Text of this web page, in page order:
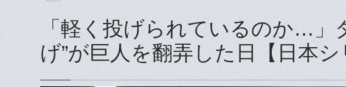
「軽く投げられているのか…」
げ”が巨人を翻弄した日【日本シ